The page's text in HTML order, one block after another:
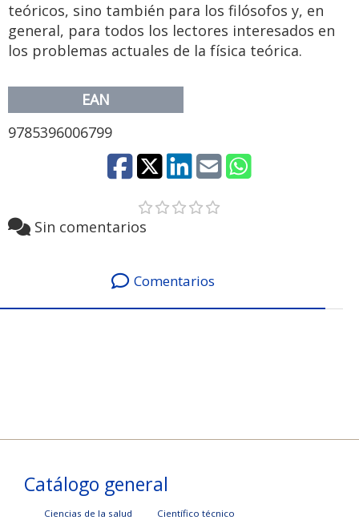
teóricos, sino también para los filósofos y, en
general, para todos los lectores interesados en
los problemas actuales de la física teórica.
EAN
9785396006799
Sin comentarios
Comentarios
Catálogo general
Ciencias de la salud
Científico técnico